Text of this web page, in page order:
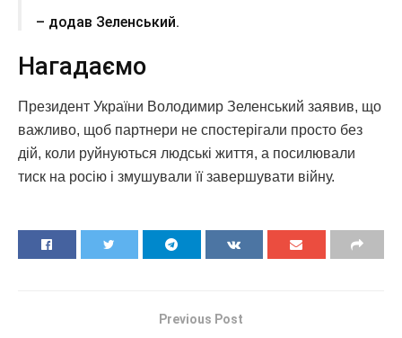
– додав Зеленський.
Нагадаємо
Президент України Володимир Зеленський заявив, що
важливо, щоб партнери не спостерігали просто без
дій, коли руйнуються людські життя, а посилювали
тиск на росію і змушували її завершувати війну.
Previous Post